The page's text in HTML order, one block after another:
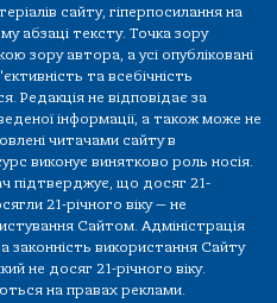
сайту, гіперпосилання на
абзаці тексту. Точка зору
зору автора, а усі опубліковані
та всебічність
Редакція не відповідає за
інформації, а також може не
читачами сайту в
виконує винятково роль носія.
підтверджує, що досяг 21-
21-річного віку — не
Сайтом. Адміністрація
законність використання Сайту
не досяг 21-річного віку.
на правах реклами.